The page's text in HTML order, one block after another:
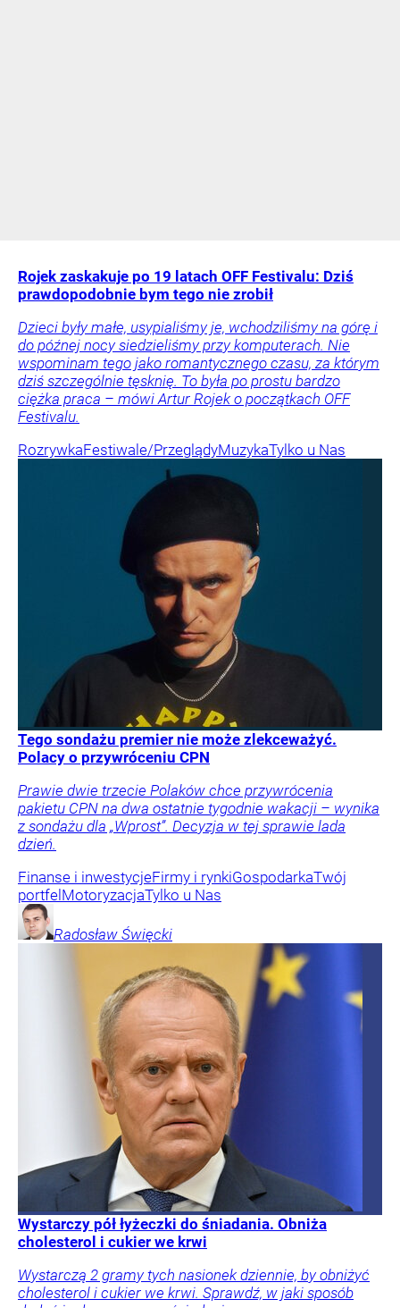
Rojek zaskakuje po 19 latach OFF Festivalu: Dziś
prawdopodobnie bym tego nie zrobił
Dzieci były małe, usypialiśmy je, wchodziliśmy na górę i
do późnej nocy siedzieliśmy przy komputerach. Nie
wspominam tego jako romantycznego czasu, za którym
dziś szczególnie tęsknię. To była po prostu bardzo
ciężka praca – mówi Artur Rojek o początkach OFF
Festivalu.
RozrywkaFestiwale/PrzeglądyMuzykaTylko u Nas
Tego sondażu premier nie może zlekceważyć.
Polacy o przywróceniu CPN
Prawie dwie trzecie Polaków chce przywrócenia
pakietu CPN na dwa ostatnie tygodnie wakacji – wynika
z sondażu dla „Wprost”. Decyzja w tej sprawie lada
dzień.
Finanse i inwestycjeFirmy i rynkiGospodarkaTwój
portfel MotoryzacjaTylko u Nas
Radosław Święcki
Wystarczy pół łyżeczki do śniadania. Obniża
cholesterol i cukier we krwi
Wystarczą 2 gramy tych nasionek dziennie, by obniżyć
cholesterol i cukier we krwi. Sprawdź, w jaki sposób